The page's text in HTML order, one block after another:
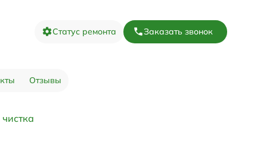
Статус ремонта Заказать звонок
Отзывы